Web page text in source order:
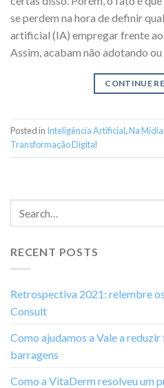
se perdem na hora de definir
artificial (IA) empregar frente
Assim, acabam não adotando
CONTINUE
Posted in Inteligência Artificial,Na Mídia
Transformação Digital
RECENT POSTS
Retrospectiva 2021: relembre
Consult
Como ajudamos a Vale a
barragens
Como a VitaDerm resolveu um